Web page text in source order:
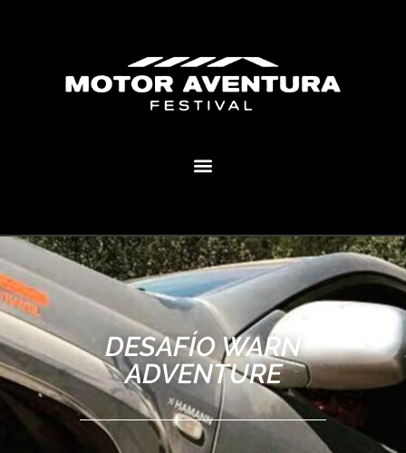
DESAFÍO WARN
ADVENTURE